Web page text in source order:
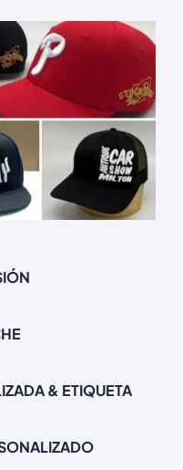
& ETIQUETA